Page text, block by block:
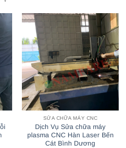
SỬA CHỮA MÁY CNC
Dịch Vụ Sửa chữa máy
plasma CNC Hàn Laser Bến
Cát Bình Dương